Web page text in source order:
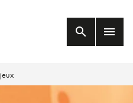
search menu